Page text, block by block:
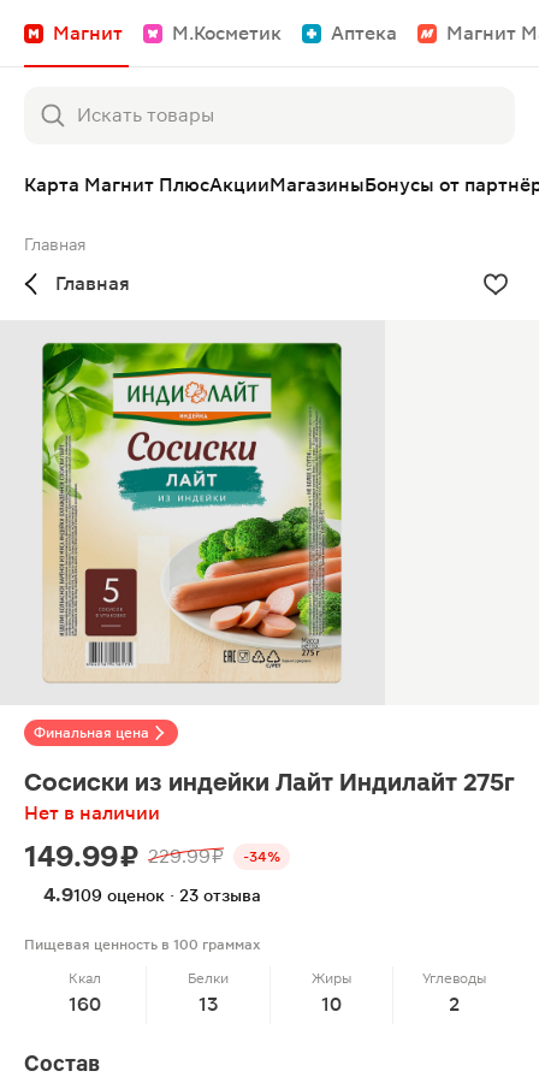
Магнит М.Косметик Аптека Магнит
Карта Магнит ПлюсАкцииМагазиныБонусы от
Главная
Главная
Финальная цена
Сосиски из индейки Лайт Индилайт 275г
Нет в наличии
149.99 ₽ 229.99 ₽ -34%
4.9109 оценок · 23 отзыва
Пищевая ценность в 100 граммах
Ккал
160
Белки
13
Жиры
10
Углеводы
2
Состав